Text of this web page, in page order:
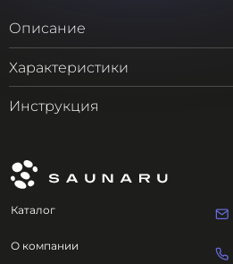
Описание
Характеристики
Инструкция
Каталог
О компании